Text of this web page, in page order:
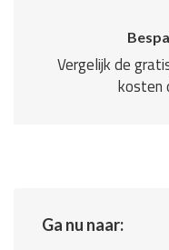
Vergelijk de
kosten
Ga nu naar: